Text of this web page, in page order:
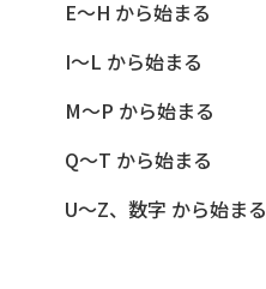
E～H から始まる
I～L から始まる
M～P から始まる
Q～T から始まる
U～Z、数字 から始まる